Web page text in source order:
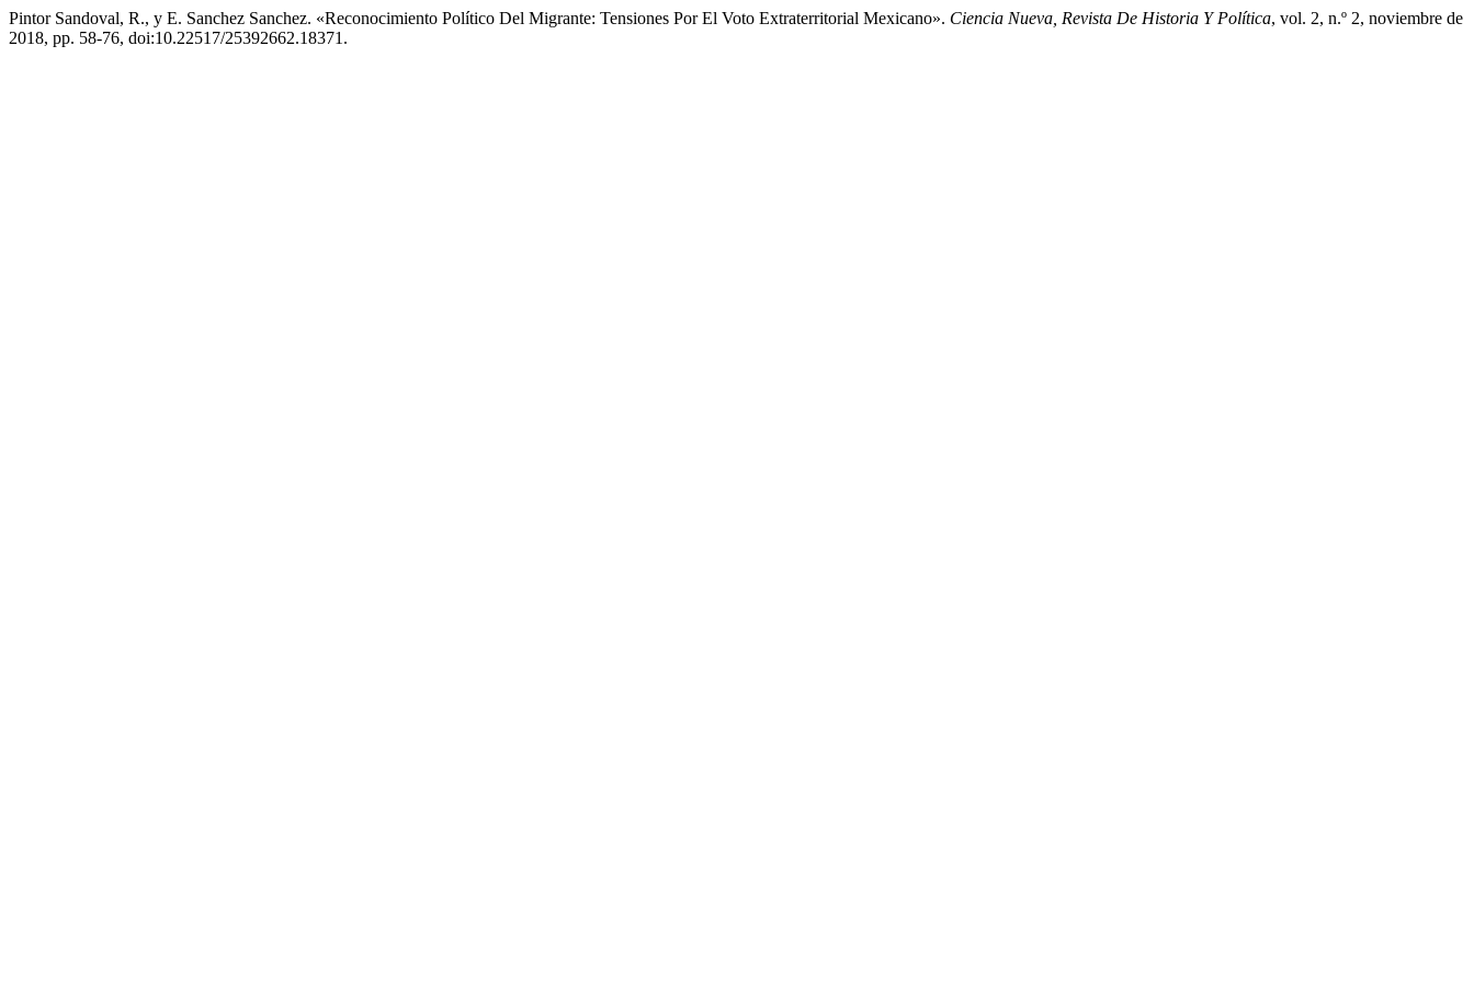
Pintor Sandoval, R., y E. Sanchez Sanchez. «Reconocimiento Político Del Migrante: Tensiones Por El Voto Extraterritorial Mexicano». Ciencia Nueva, Revista De Historia Y Política, vol. 2, n.º 2, noviembre de
2018, pp. 58-76, doi:10.22517/25392662.18371.